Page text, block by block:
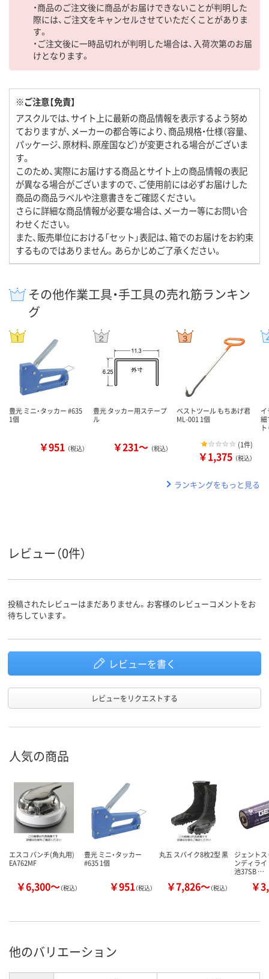
・商品のご注文後に商品がお届けできないことが判明した
際には、ご注文をキャンセルさせていただくことがありま
す。
・ご注文後に一時品切れが判明した場合は、入荷次第のお届
けとなります。
※ご注意【免責】
アスクルでは、サイト上に最新の商品情報を表示するよう努め
ておりますが、メーカーの都合等により、商品規格・仕様（容量、
パッケージ、原材料、原産国など）が変更される場合がございま
す。
このため、実際にお届けする商品とサイト上の商品情報の表記
が異なる場合がございますので、ご使用前には必ずお届けした
商品の商品ラベルや注意書きをご確認ください。
さらに詳細な商品情報が必要な場合は、メーカー等にお問い合
わせください。
また、販売単位における「セット」表記は、箱でのお届けをお約束
するものではありません。あらかじめご了承ください。
その他作業工具・手工具の売れ筋ランキン
グ
豊光 ミニ・タッカー #635
1個
￥951 （税込）
豊光 タッカー用ステープ
ル
￥231～ （税込）
ベストツール もちあげ君
ML-001 1個
(1件)
￥1,375 （税込）
細
ランキングをもっと見る
レビュー（0件）
投稿されたレビューはまだありません。お客様のレビューコメントをお
待ちしています。
レビューを書く
レビューをリクエストする
人気の商品
エスコ パンチ(角丸用)
EA762MF
￥6,300～（税込）
豊光 ミニ・タッカー
#635 1個
￥951（税込）
丸五 スパイク8枚2型 黒
￥7,826～（税込）
ジェントス
ンディラ
池37SB …
￥
他のバリエーション